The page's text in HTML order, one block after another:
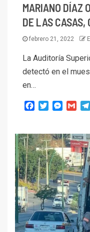
MARIANO DÍAZ
DE LAS CASAS,
febrero 21, 2022
La Auditoría
detectó en el
en…
Facebook
Twitter